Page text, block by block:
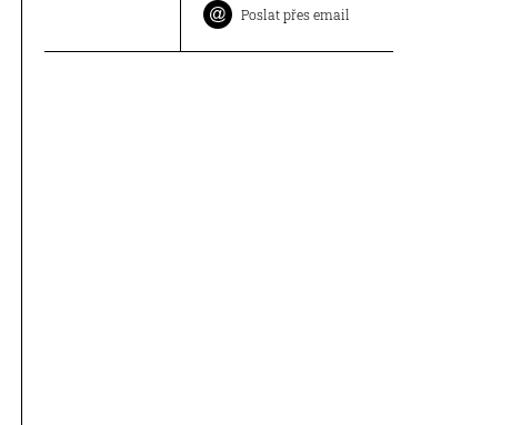
Poslat přes email